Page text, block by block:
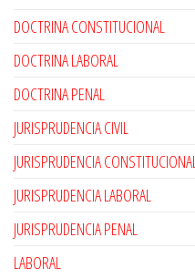
DOCTRINA CONSTITUCIONAL
DOCTRINA LABORAL
DOCTRINA PENAL
JURISPRUDENCIA CIVIL
JURISPRUDENCIA CONSTITUCIONAL
JURISPRUDENCIA LABORAL
JURISPRUDENCIA PENAL
LABORAL